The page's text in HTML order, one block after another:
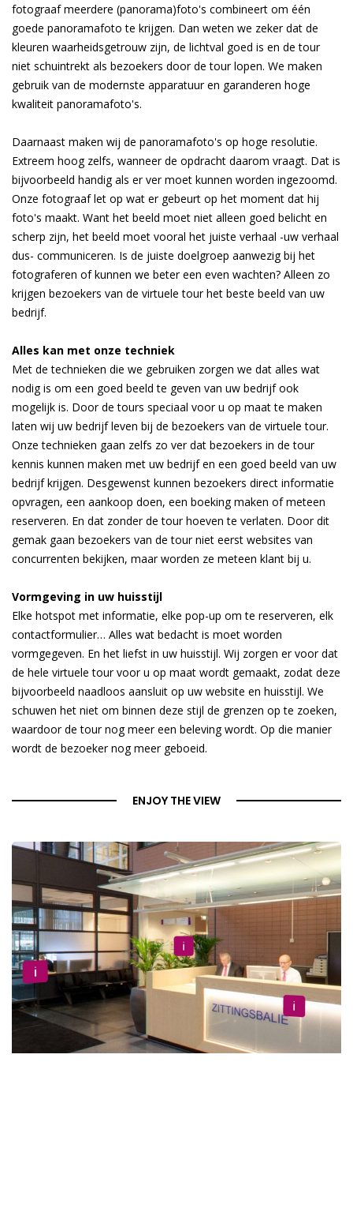
fotograaf meerdere (panorama)foto's combineert om één
goede panoramafoto te krijgen. Dan weten we zeker dat de
kleuren waarheidsgetrouw zijn, de lichtval goed is en de tour
niet schuintrekt als bezoekers door de tour lopen. We maken
gebruik van de modernste apparatuur en garanderen hoge
kwaliteit panoramafoto's.
Daarnaast maken wij de panoramafoto's op hoge resolutie.
Extreem hoog zelfs, wanneer de opdracht daarom vraagt. Dat is
bijvoorbeeld handig als er ver moet kunnen worden ingezoomd.
Onze fotograaf let op wat er gebeurt op het moment dat hij
foto's maakt. Want het beeld moet niet alleen goed belicht en
scherp zijn, het beeld moet vooral het juiste verhaal -uw verhaal
dus- communiceren. Is de juiste doelgroep aanwezig bij het
fotograferen of kunnen we beter een even wachten? Alleen zo
krijgen bezoekers van de virtuele tour het beste beeld van uw
bedrijf.
Alles kan met onze techniek
Met de technieken die we gebruiken zorgen we dat alles wat
nodig is om een goed beeld te geven van uw bedrijf ook
mogelijk is. Door de tours speciaal voor u op maat te maken
laten wij uw bedrijf leven bij de bezoekers van de virtuele tour.
Onze technieken gaan zelfs zo ver dat bezoekers in de tour
kennis kunnen maken met uw bedrijf en een goed beeld van uw
bedrijf krijgen. Desgewenst kunnen bezoekers direct informatie
opvragen, een aankoop doen, een boeking maken of meteen
reserveren. En dat zonder de tour hoeven te verlaten. Door dit
gemak gaan bezoekers van de tour niet eerst websites van
concurrenten bekijken, maar worden ze meteen klant bij u.
Vormgeving in uw huisstijl
Elke hotspot met informatie, elke pop-up om te reserveren, elk
contactformulier… Alles wat bedacht is moet worden
vormgegeven. En het liefst in uw huisstijl. Wij zorgen er voor dat
de hele virtuele tour voor u op maat wordt gemaakt, zodat deze
bijvoorbeeld naadloos aansluit op uw website en huisstijl. We
schuwen het niet om binnen deze stijl de grenzen op te zoeken,
waardoor de tour nog meer een beleving wordt. Op die manier
wordt de bezoeker nog meer geboeid.
ENJOY THE VIEW